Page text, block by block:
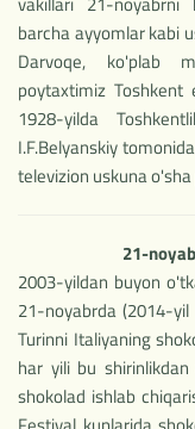
barcha ayyomlar kabi
Darvoqe, ko'plab
poytaxtimiz
1928-yilda
I.F.Belyanskiy
televizion uskuna
21-
2003-yildan buyon
21-noyabrda (2014-
Turinni Italiyaning
har yili bu
shokolad ishlab